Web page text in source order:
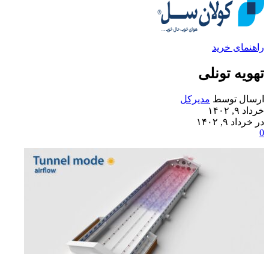
راهنمای خرید
تهویه تونلی
ارسال توسط مدیرکل
خرداد ۹, ۱۴۰۲
در خرداد ۹, ۱۴۰۲
0